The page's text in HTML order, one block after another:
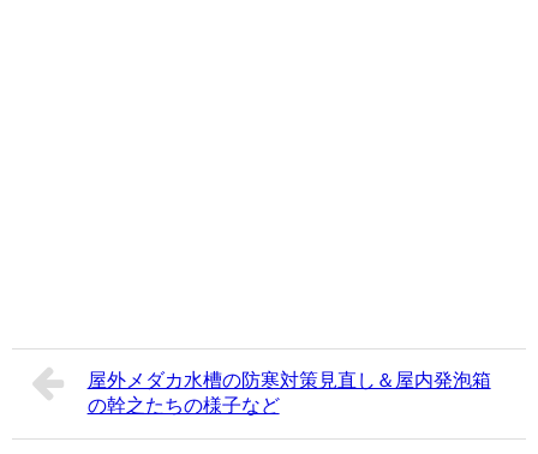
屋外メダカ水槽の防寒対策見直し＆屋内発泡箱
の幹之たちの様子など